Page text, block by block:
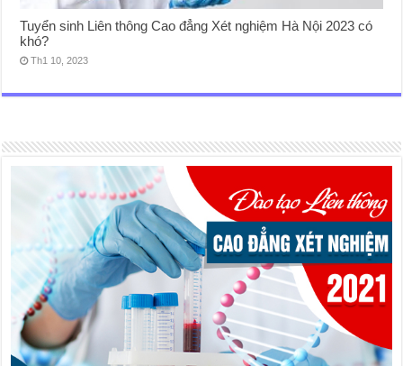
Tuyển sinh Liên thông Cao đẳng Xét nghiệm Hà Nội 2023 có
khó?
Th1 10, 2023